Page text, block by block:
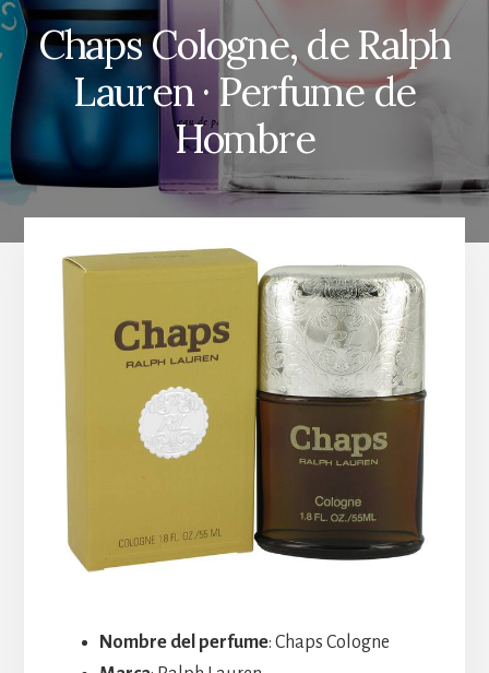
Chaps Cologne, de Ralph
Lauren · Perfume de
Hombre
Nombre del perfume: Chaps Cologne